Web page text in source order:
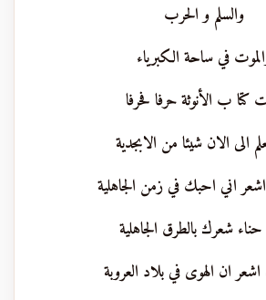
والسلم و الحرب
في ساحة الكبرياء
كتا ب الأنوثة حرفا فحرفا
الى الان شيئا من الابجدية
اني احبك في زمن الجاهلية
حناء شعرك بالطرق الجاهلية
ان الهوى في بلاد العروبة